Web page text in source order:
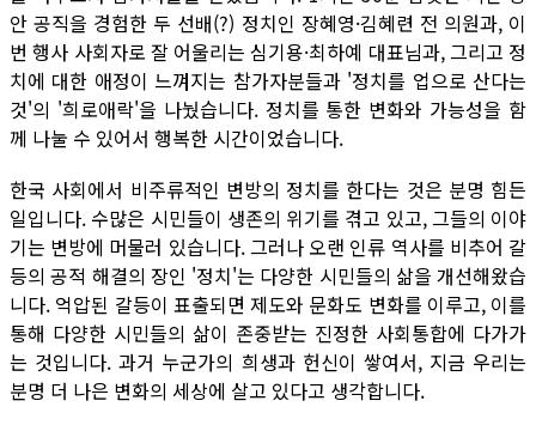
안 공직을 경험한 두 선배(?) 정치인 장혜영·김혜련 전 의원과, 이
번 행사 사회자로 잘 어울리는 심기용·최하예 대표님과, 그리고 정
치에 대한 애정이 느껴지는 참가자분들과 '정치를 업으로 산다는
것'의 '희로애락'을 나눴습니다. 정치를 통한 변화와 가능성을 함
께 나눌 수 있어서 행복한 시간이었습니다.
한국 사회에서 비주류적인 변방의 정치를 한다는 것은 분명 힘든
일입니다. 수많은 시민들이 생존의 위기를 겪고 있고, 그들의 이야
기는 변방에 머물러 있습니다. 그러나 오랜 인류 역사를 비추어 갈
등의 공적 해결의 장인 '정치'는 다양한 시민들의 삶을 개선해왔습
니다. 억압된 갈등이 표출되면 제도와 문화도 변화를 이루고, 이를
통해 다양한 시민들의 삶이 존중받는 진정한 사회통합에 다가가
는 것입니다. 과거 누군가의 희생과 헌신이 쌓여서, 지금 우리는
분명 더 나은 변화의 세상에 살고 있다고 생각합니다.